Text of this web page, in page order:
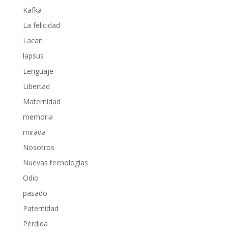
Kafka
La felicidad
Lacan
lapsus
Lenguaje
Libertad
Maternidad
memoria
mirada
Nosotros
Nuevas tecnologías
Odio
pasado
Paternidad
Pérdida